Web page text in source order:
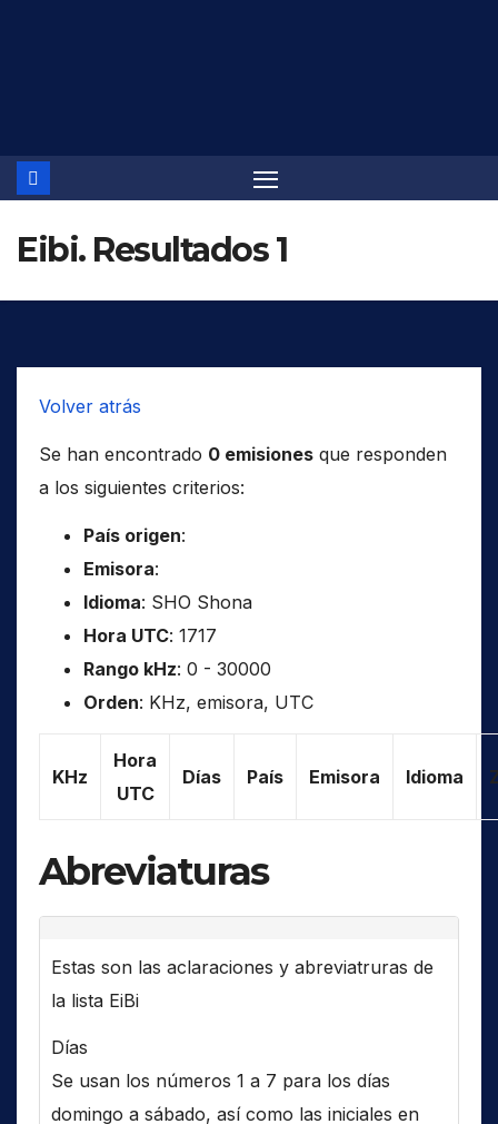
Eibi. Resultados 1
Volver atrás
Se han encontrado 0 emisiones que responden
a los siguientes criterios:
País origen:
Emisora:
Idioma: SHO Shona
Hora UTC: 1717
Rango kHz: 0 - 30000
Orden: KHz, emisora, UTC
KHz
Hora
UTC
Días País Emisora Idioma
Abreviaturas
Estas son las aclaraciones y abreviatruras de
la lista EiBi
Días
Se usan los números 1 a 7 para los días
domingo a sábado, así como las iniciales en